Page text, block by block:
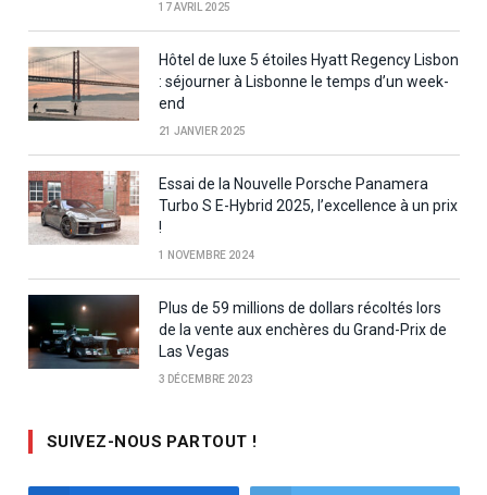
17 AVRIL 2025
Hôtel de luxe 5 étoiles Hyatt Regency Lisbon
: séjourner à Lisbonne le temps d’un week-
end
21 JANVIER 2025
Essai de la Nouvelle Porsche Panamera
Turbo S E-Hybrid 2025, l’excellence à un prix
!
1 NOVEMBRE 2024
Plus de 59 millions de dollars récoltés lors
de la vente aux enchères du Grand-Prix de
Las Vegas
3 DÉCEMBRE 2023
SUIVEZ-NOUS PARTOUT !